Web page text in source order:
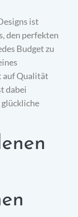
ist
den perfekten
Budget zu
auf Qualität
dabei